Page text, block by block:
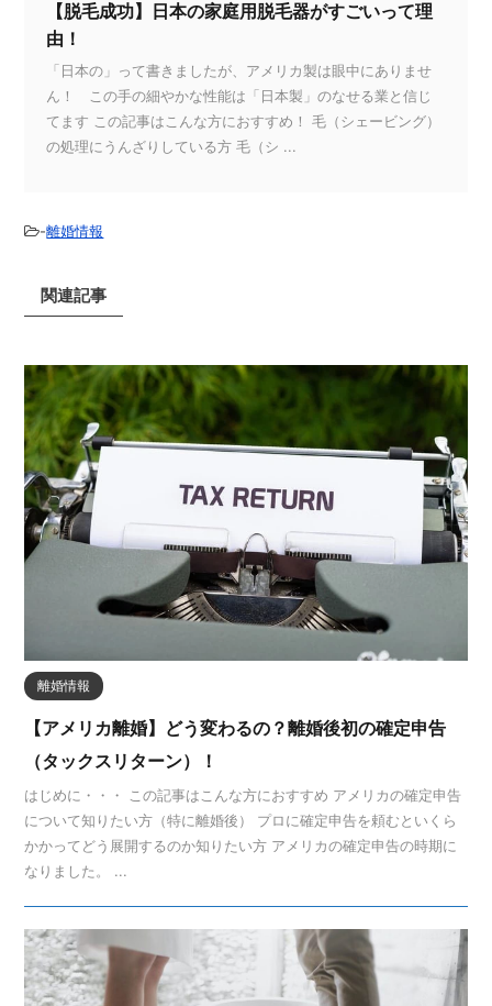
【脱毛成功】日本の家庭用脱毛器がすごいって理
由！
「日本の」って書きましたが、アメリカ製は眼中にありませ
ん！ この手の細やかな性能は「日本製」のなせる業と信じ
てます この記事はこんな方におすすめ！ 毛（シェービング）
の処理にうんざりしている方 毛（シ ...
-離婚情報
関連記事
離婚情報
【アメリカ離婚】どう変わるの？離婚後初の確定申告
（タックスリターン）！
はじめに・・・ この記事はこんな方におすすめ アメリカの確定申告
について知りたい方（特に離婚後） プロに確定申告を頼むといくら
かかってどう展開するのか知りたい方 アメリカの確定申告の時期に
なりました。 ...